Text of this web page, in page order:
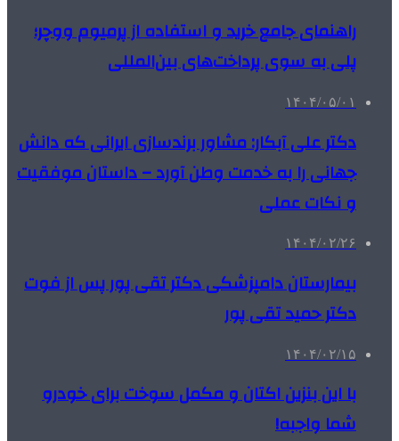
راهنمای جامع خرید و استفاده از پرمیوم ووچر؛
پلی به سوی پرداخت‌های بین‌المللی
۱۴۰۴/۰۵/۰۱
دکتر علی آبکار: مشاور برندسازی ایرانی که دانش
جهانی را به خدمت وطن آورد – داستان موفقیت
و نکات عملی
۱۴۰۴/۰۲/۲۶
بیمارستان دامپزشکی دکتر تقی پور پس از فوت
دکتر حمید تقی پور
۱۴۰۴/۰۲/۱۵
با این بنزین اکتان و مکمل سوخت برای خودرو
شما واجبه!